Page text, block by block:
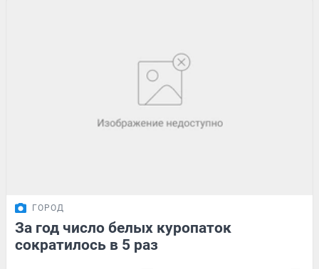
ГОРОД
За год число белых куропаток
сократилось в 5 раз